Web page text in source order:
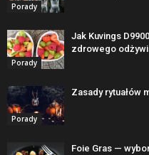
Porady
Porady
Jak Kuvings
zdrowego
Porady
Zasady rytuałów
Foie Gras —